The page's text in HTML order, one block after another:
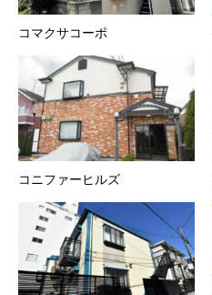
コマクサコーポ
コニファーヒルズ